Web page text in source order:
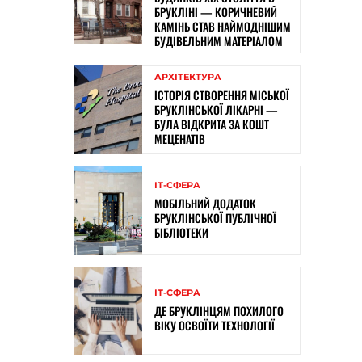
БРУКЛІНІ — КОРИЧНЕВИЙ
КАМІНЬ СТАВ НАЙМОДНІШИМ
БУДІВЕЛЬНИМ МАТЕРІАЛОМ
АРХІТЕКТУРА
ІСТОРІЯ СТВОРЕННЯ МІСЬКОЇ
БРУКЛІНСЬКОЇ ЛІКАРНІ —
БУЛА ВІДКРИТА ЗА КОШТ
МЕЦЕНАТІВ
ІТ-СФЕРА
МОБІЛЬНИЙ ДОДАТОК
БРУКЛІНСЬКОЇ ПУБЛІЧНОЇ
БІБЛІОТЕКИ
ІТ-СФЕРА
ДЕ БРУКЛІНЦЯМ ПОХИЛОГО
ВІКУ ОСВОЇТИ ТЕХНОЛОГІЇ